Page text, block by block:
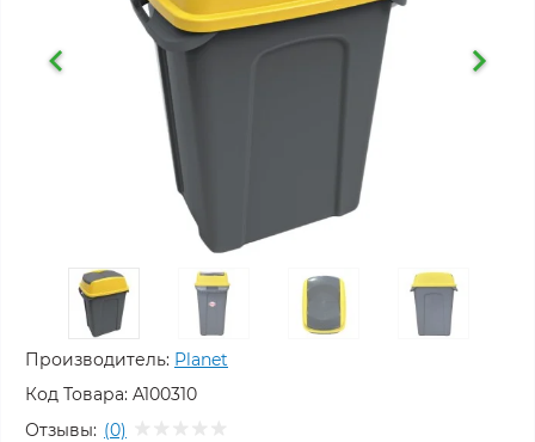
Производитель: Planet
Код Товара: A100310
Отзывы: (0)